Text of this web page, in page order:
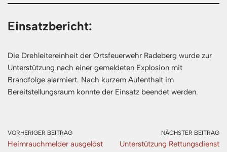
Einsatzbericht:
Die Drehleitereinheit der Ortsfeuerwehr Radeberg wurde zur
Unterstützung nach einer gemeldeten Explosion mit
Brandfolge alarmiert. Nach kurzem Aufenthalt im
Bereitstellungsraum konnte der Einsatz beendet werden.
VORHERIGER BEITRAG
Heimrauchmelder ausgelöst
NÄCHSTER BEITRAG
Unterstützung Rettungsdienst